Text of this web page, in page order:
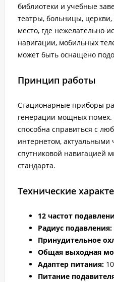
библиотеки и учебные
театры, больницы,
место, где нежелательно
навигации, мобильных
может быть оснащено
Принцип работы
Стационарные приборы
генерации мощных помех.
способна справиться с
интернетом, актуальными
спутниковой навигацией
стандарта.
Технические
12 частот
Радиус подавления:
Принудительное
Общая выходная
Адаптер питания:
Питание